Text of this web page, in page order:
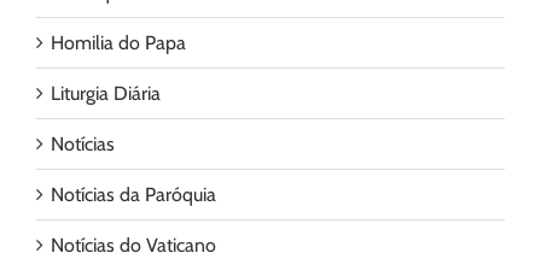
Homilia do Papa
Liturgia Diária
Notícias
Notícias da Paróquia
Notícias do Vaticano